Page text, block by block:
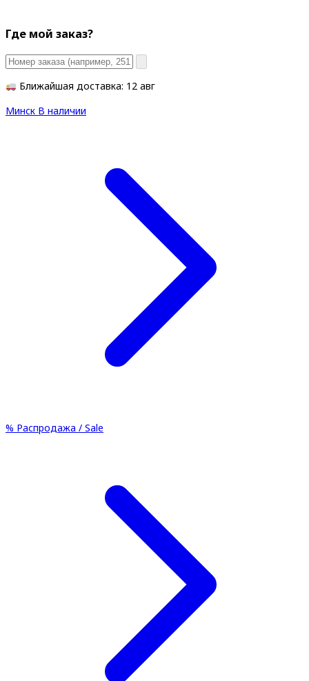
Где мой заказ?
Ближайшая доставка: 12 авг
Минск В наличии
% Распродажа / Sale